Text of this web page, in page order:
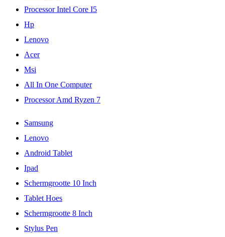
Processor Intel Core I5
Hp
Lenovo
Acer
Msi
All In One Computer
Processor Amd Ryzen 7
Samsung
Lenovo
Android Tablet
Ipad
Schermgrootte 10 Inch
Tablet Hoes
Schermgrootte 8 Inch
Stylus Pen